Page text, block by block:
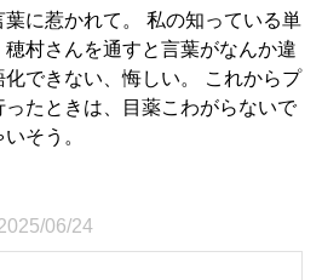
に惹かれて。 私の知っている単
村さんを通すと言葉がなんか違
化できない、悔しい。 これからプ
ったときは、目薬こわがらないで
そう。
06/24